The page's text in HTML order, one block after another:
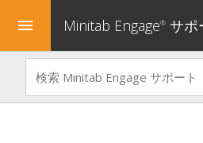
menu Minitab Engage® サポ